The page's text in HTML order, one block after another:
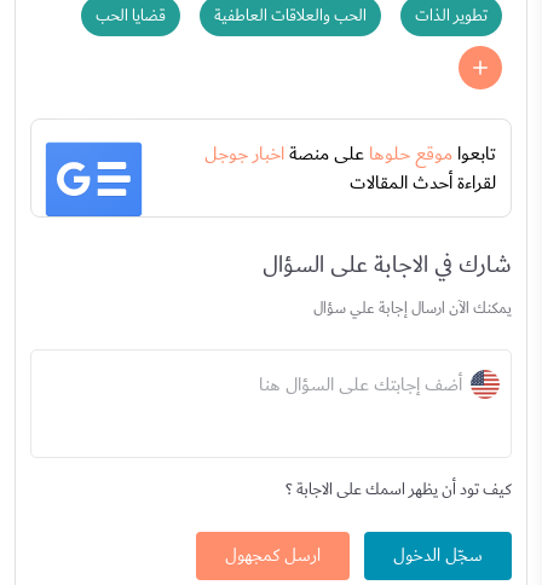
تطوير الذات الحب والعلاقات العاطفية قضايا الحب
تابعواموقع حلوهاعلى منصةاخبار جوجل
لقراءة أحدث المقالات
شارك في الاجابة على السؤال
يمكنك الآن ارسال إجابة علي سؤال
أضف إجابتك على السؤال هنا
كيف تود أن يظهر اسمك على الاجابة ؟
سجّل الدخول ارسل كمجهول